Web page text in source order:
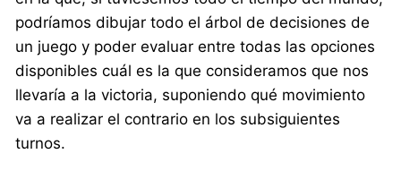
podríamos dibujar todo el árbol de decisiones de
un juego y poder evaluar entre todas las opciones
disponibles cuál es la que consideramos que nos
llevaría a la victoria, suponiendo qué movimiento
va a realizar el contrario en los subsiguientes
turnos.